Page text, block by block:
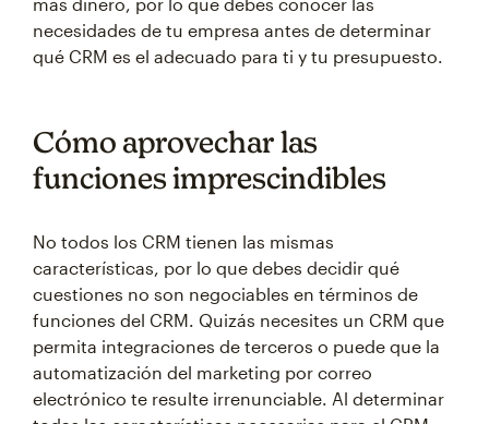
más dinero, por lo que debes conocer las
necesidades de tu empresa antes de determinar
qué CRM es el adecuado para ti y tu presupuesto.
Cómo aprovechar las
funciones imprescindibles
No todos los CRM tienen las mismas
características, por lo que debes decidir qué
cuestiones no son negociables en términos de
funciones del CRM. Quizás necesites un CRM que
permita integraciones de terceros o puede que la
automatización del marketing por correo
electrónico te resulte irrenunciable. Al determinar